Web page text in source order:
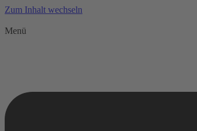
Zum Inhalt wechseln
Menü